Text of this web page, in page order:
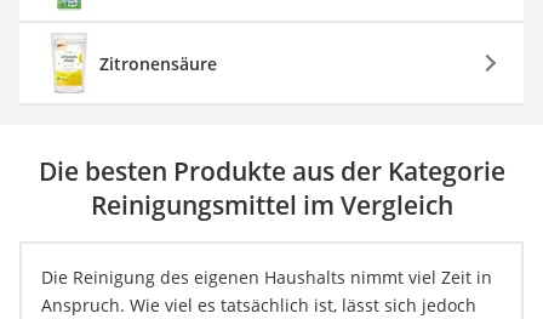
Zitronensäure
Die besten Produkte aus der Kategorie
Reinigungsmittel im Vergleich
Die Reinigung des eigenen Haushalts nimmt viel Zeit in
Anspruch. Wie viel es tatsächlich ist, lässt sich jedoch